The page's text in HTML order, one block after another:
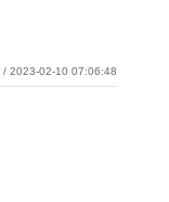
/ 2023-02-10 07:06:48